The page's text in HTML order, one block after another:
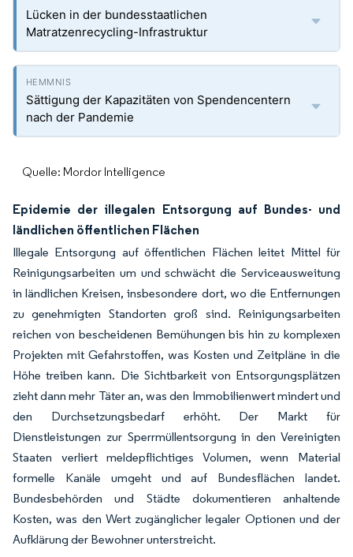
Lücken in der bundesstaatlichen
Matratzenrecycling-Infrastruktur
Sättigung der Kapazitäten von Spendencentern
nach der Pandemie
Quelle: Mordor Intelligence
Epidemie der illegalen Entsorgung auf Bundes- und
ländlichen öffentlichen Flächen
Illegale Entsorgung auf öffentlichen Flächen leitet Mittel für
Reinigungsarbeiten um und schwächt die Serviceausweitung
in ländlichen Kreisen, insbesondere dort, wo die Entfernungen
zu genehmigten Standorten groß sind. Reinigungsarbeiten
reichen von bescheidenen Bemühungen bis hin zu komplexen
Projekten mit Gefahrstoffen, was Kosten und Zeitpläne in die
Höhe treiben kann. Die Sichtbarkeit von Entsorgungsplätzen
zieht dann mehr Täter an, was den Immobilienwert mindert und
den Durchsetzungsbedarf erhöht. Der Markt für
Dienstleistungen zur Sperrmüllentsorgung in den Vereinigten
Staaten verliert meldepflichtiges Volumen, wenn Material
formelle Kanäle umgeht und auf Bundesflächen landet.
Bundesbehörden und Städte dokumentieren anhaltende
Kosten, was den Wert zugänglicher legaler Optionen und der
Aufklärung der Bewohner unterstreicht.